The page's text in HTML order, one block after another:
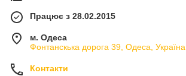
Працює з 28.02.2015
м. Одеса
Фонтанскька дорога 39, Одеса, Україна
Контакти